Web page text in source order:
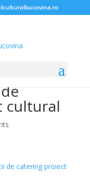
cultural
de catering proiect